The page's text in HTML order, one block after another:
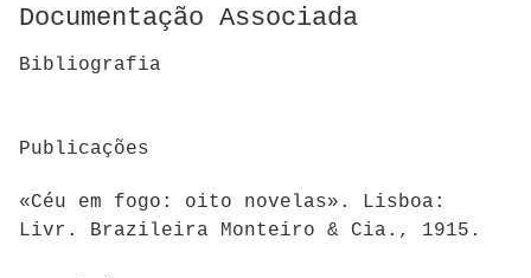
Documentação Associada
Bibliografia
Publicações
«Céu em fogo: oito novelas». Lisboa:
Livr. Brazileira Monteiro & Cia., 1915.